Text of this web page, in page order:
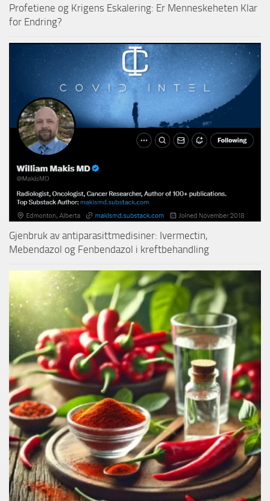
Profetiene og Krigens Eskalering: Er Menneskeheten Klar
for Endring?
Gjenbruk av antiparasittmedisiner: Ivermectin,
Mebendazol og Fenbendazol i kreftbehandling